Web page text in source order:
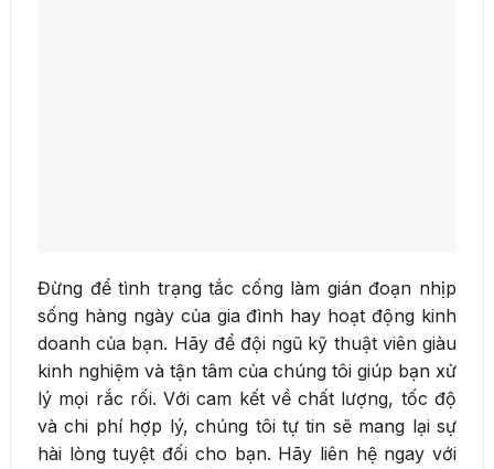
Đừng để tình trạng tắc cống làm gián đoạn nhịp
sống hàng ngày của gia đình hay hoạt động kinh
doanh của bạn. Hãy để đội ngũ kỹ thuật viên giàu
kinh nghiệm và tận tâm của chúng tôi giúp bạn xử
lý mọi rắc rối. Với cam kết về chất lượng, tốc độ
và chi phí hợp lý, chúng tôi tự tin sẽ mang lại sự
hài lòng tuyệt đối cho bạn. Hãy liên hệ ngay với